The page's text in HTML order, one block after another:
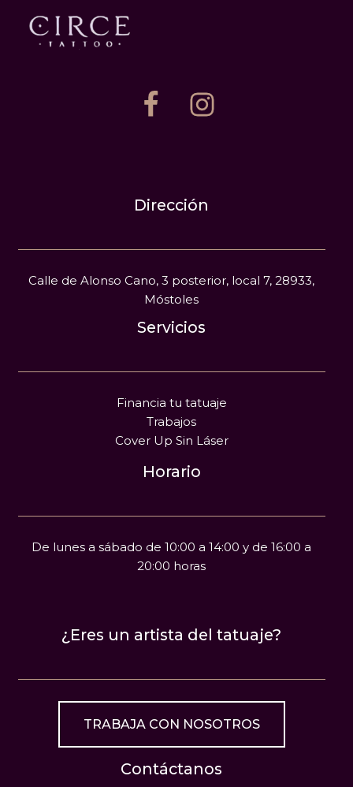
Dirección
Calle de Alonso Cano, 3 posterior, local 7, 28933,
Móstoles
Servicios
Financia tu tatuaje
Trabajos
Cover Up Sin Láser
Horario
De lunes a sábado de 10:00 a 14:00 y de 16:00 a
20:00 horas
¿Eres un artista del tatuaje?
TRABAJA CON NOSOTROS
Contáctanos